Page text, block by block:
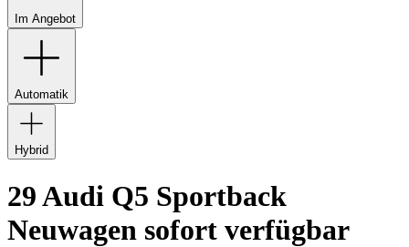
Im Angebot
Automatik
Hybrid
29 Audi Q5 Sportback
Neuwagen sofort verfügbar